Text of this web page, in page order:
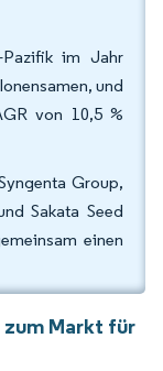
Pazifik im Jahr
und
von 10,5 %
Group,
Sakata Seed
einen
Markt für